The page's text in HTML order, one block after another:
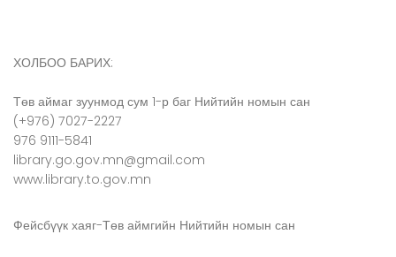
ХОЛБОО БАРИХ:
Төв аймаг зуунмод сум 1-р баг Нийтийн номын сан
(+976) 7027-2227
976 9111-5841
library.go.gov.mn@gmail.com
www.library.to.gov.mn
Фейсбүүк хаяг-Төв аймгийн Нийтийн номын сан